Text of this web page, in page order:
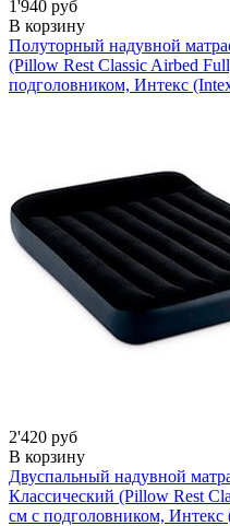
1'940 руб
В корзину
Полуторный надувной
(Pillow Rest Classic Airbed
подголовником, Интекс
2'420 руб
В корзину
Двуспальный надувной
Классический (Pillow Rest
см с подголовником, Интекс